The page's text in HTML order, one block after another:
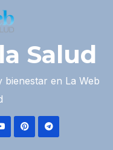
Salud
en La Web